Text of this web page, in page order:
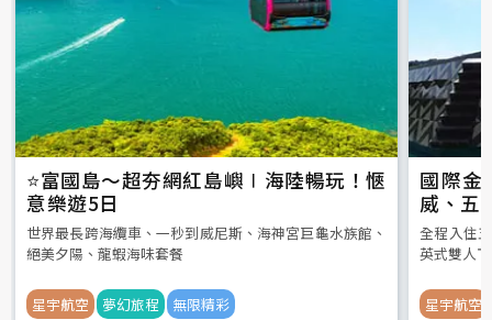
⭐️富國島～超夯網紅島嶼∣海陸暢玩！愜
意樂遊5日
世界最長跨海纜車、一秒到威尼斯、海神宮巨龜水族館、
絕美夕陽、龍蝦海味套餐
星宇航空 夢幻旅程 無限精彩
國際金
威、五
全程入住
英式雙人
星宇航空